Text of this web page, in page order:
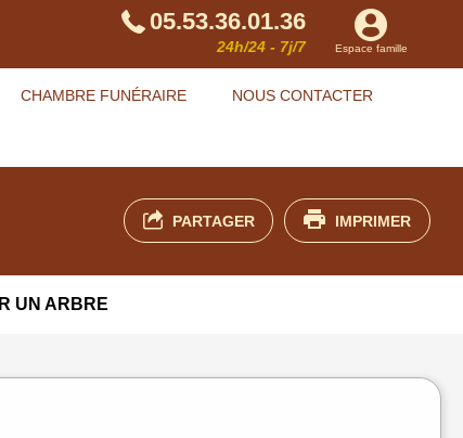
05.53.36.01.36
24h/24 - 7j/7 Espace famille
CHAMBRE FUNÉRAIRE NOUS CONTACTER
PARTAGER IMPRIMER
UN ARBRE